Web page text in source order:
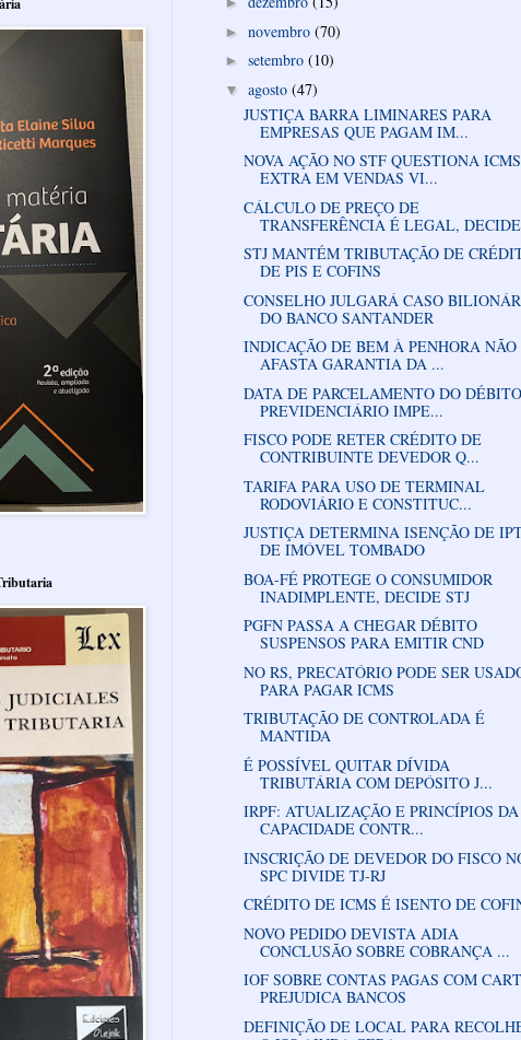
► novembro (70)
► setembro (10)
▼ agosto (47)
JUSTIÇA BARRA LIMINARES PARA
EMPRESAS QUE PAGAM IM...
NOVA AÇÃO NO STF QUESTIONA ICMS
EXTRA EM VENDAS VI...
CÁLCULO DE PREÇO DE
TRANSFERÊNCIA É LEGAL,
STJ MANTÉM TRIBUTAÇÃO DE
DE PIS E COFINS
CONSELHO JULGARÁ CASO
DO BANCO SANTANDER
INDICAÇÃO DE BEM À PENHORA NÃO
AFASTA GARANTIA DA ...
DATA DE PARCELAMENTO DO DÉBITO
PREVIDENCIÁRIO IMPE...
FISCO PODE RETER CRÉDITO DE
CONTRIBUINTE DEVEDOR Q...
TARIFA PARA USO DE TERMINAL
RODOVIÁRIO E CONSTITUC...
JUSTIÇA DETERMINA ISENÇÃO DE
DE IMÓVEL TOMBADO
BOA-FÉ PROTEGE O CONSUMIDOR
INADIMPLENTE, DECIDE STJ
PGFN PASSA A CHEGAR DÉBITO
SUSPENSOS PARA EMITIR CND
NO RS, PRECATÓRIO PODE SER
PARA PAGAR ICMS
TRIBUTAÇÃO DE CONTROLADA É
MANTIDA
É POSSÍVEL QUITAR DÍVIDA
TRIBUTÁRIA COM DEPÓSITO J...
IRPF: ATUALIZAÇÃO E PRINCÍPIOS DA
CAPACIDADE CONTR...
INSCRIÇÃO DE DEVEDOR DO FISCO
SPC DIVIDE TJ-RJ
CRÉDITO DE ICMS É ISENTO DE
NOVO PEDIDO DEVISTA ADIA
CONCLUSÃO SOBRE COBRANÇA ...
IOF SOBRE CONTAS PAGAS COM
PREJUDICA BANCOS
DEFINIÇÃO DE LOCAL PARA